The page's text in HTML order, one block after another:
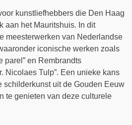
kunstliefhebbers die Den Haag
aan het Mauritshuis. In dit
meesterwerken van Nederlandse
iconische werken zoals
parel” en Rembrandts
Nicolaes Tulp”. Een unieke kans
schilderkunst uit de Gouden Eeuw
te genieten van deze culturele